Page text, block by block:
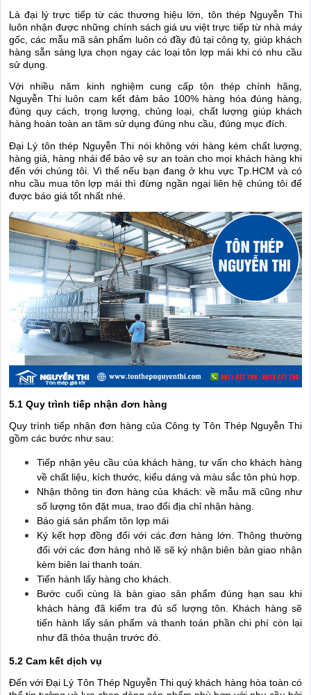
Là đại lý trực tiếp từ các thương hiệu lớn, tôn thép Nguyễn Thi
luôn nhận được những chính sách giá ưu việt trực tiếp từ nhà máy
gốc, các mẫu mã sản phẩm luôn có đầy đủ tại công ty, giúp khách
hàng sẵn sàng lựa chọn ngay các loại tôn lợp mái khi có nhu cầu
sử dụng.
Với nhiều năm kinh nghiệm cung cấp tôn thép chính hãng,
Nguyễn Thi luôn cam kết đảm bảo 100% hàng hóa đúng hàng,
đúng quy cách, trọng lượng, chủng loại, chất lượng giúp khách
hàng hoàn toàn an tâm sử dụng đúng nhu cầu, đúng mục đích.
Đại Lý tôn thép Nguyễn Thi nói không với hàng kém chất lượng,
hàng giả, hàng nhái để bảo vệ sự an toàn cho mọi khách hàng khi
đến với chúng tôi. Vì thế nếu bạn đang ở khu vực Tp.HCM và có
nhu cầu mua tôn lợp mái thì đừng ngần ngại liên hệ chúng tôi để
được báo giá tốt nhất nhé.
5.1 Quy trình tiếp nhận đơn hàng
Quy trình tiếp nhận đơn hàng của Công ty Tôn Thép Nguyễn Thi
gồm các bước như sau:
Tiếp nhận yêu cầu của khách hàng, tư vấn cho khách hàng
về chất liệu, kích thước, kiểu dáng và màu sắc tôn phù hợp.
Nhận thông tin đơn hàng của khách: về mẫu mã cũng như
số lượng tôn đặt mua, trao đổi địa chỉ nhận hàng.
Báo giá sản phẩm tôn lợp mái
Ký kết hợp đồng đối với các đơn hàng lớn. Thông thường
đối với các đơn hàng nhỏ lẽ sẽ ký nhận biên bản giao nhận
kèm biên lai thanh toán.
Tiến hành lấy hàng cho khách.
Bước cuối cùng là bàn giao sản phẩm đúng hạn sau khi
khách hàng đã kiểm tra đủ số lượng tôn. Khách hàng sẽ
tiến hành lấy sản phẩm và thanh toán phần chi phí còn lại
như đã thỏa thuận trước đó.
5.2 Cam kết dịch vụ
Đến với Đại Lý Tôn Thép Nguyễn Thi quý khách hàng hòa toàn có